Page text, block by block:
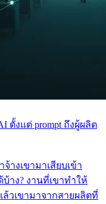
ตั้งแต่ prompt ถึงผู้ผลิต
างเขามาเสียบเข้า
าง? งานที่เขาทำให้
ล้วเขามาจากสายผลิตที่